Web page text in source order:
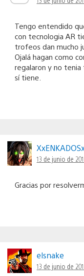
Tengo entendido
con tecnologia AR
trofeos dan mucho
Ojalá hagan como
regalaron y no
sí tiene.
13 de junio de
Gracias por
elsnake
13 de junio de